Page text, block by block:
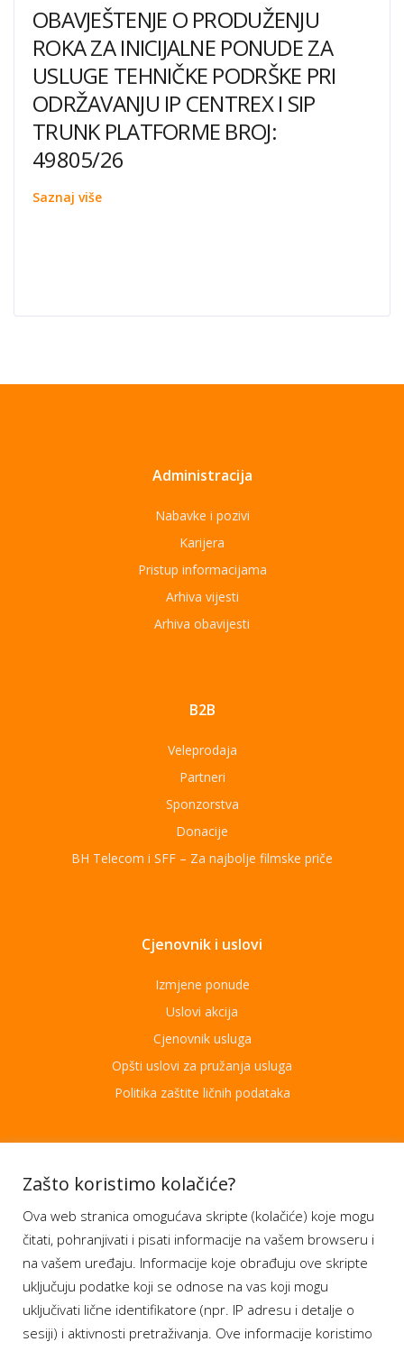
OBAVJEŠTENJE O PRODUŽENJU
ROKA ZA INICIJALNE PONUDE ZA
USLUGE TEHNIČKE PODRŠKE PRI
ODRŽAVANJU IP CENTREX I SIP
TRUNK PLATFORME BROJ:
49805/26
Saznaj više
Administracija
Nabavke i pozivi
Karijera
Pristup informacijama
Arhiva vijesti
Arhiva obavijesti
B2B
Veleprodaja
Partneri
Sponzorstva
Donacije
BH Telecom i SFF – Za najbolje filmske priče
Cjenovnik i uslovi
Izmjene ponude
Uslovi akcija
Cjenovnik usluga
Opšti uslovi za pružanja usluga
Politika zaštite ličnih podataka
Aplikacije
Moj BH Telecom
Dostupnost usluga
Moja webTV
Aukcije BH Telecom
Zašto koristimo kolačiće?
Ova web stranica omogućava skripte (kolačiće) koje mogu
čitati, pohranjivati i pisati informacije na vašem browseru i
na vašem uređaju. Informacije koje obrađuju ove skripte
uključuju podatke koji se odnose na vas koji mogu
uključivati lične identifikatore (npr. IP adresu i detalje o
sesiji) i aktivnosti pretraživanja. Ove informacije koristimo